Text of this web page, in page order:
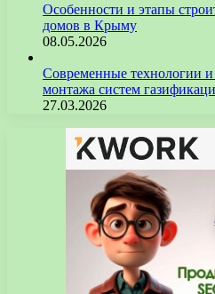
Особенности и этапы
домов в Крыму
08.05.2026
Современные технологии
монтажа систем
27.03.2026